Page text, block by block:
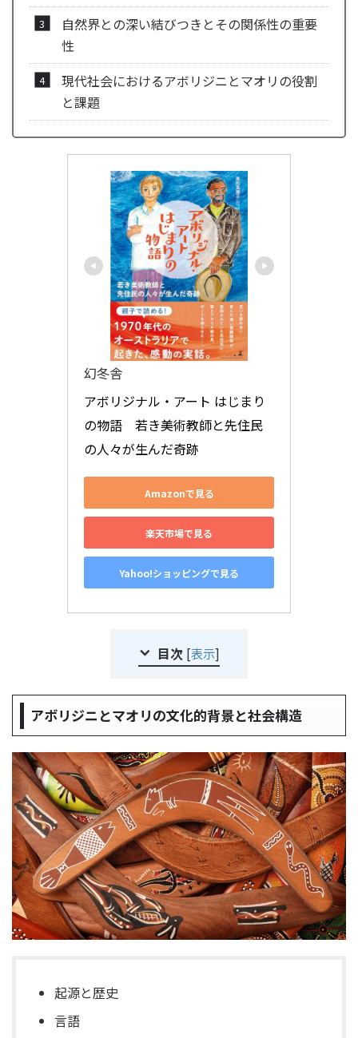
自然界との深い結びつきとその関係性の重要
性
現代社会におけるアボリジニとマオリの役割
と課題
幻冬舎
アボリジナル・アート はじまり
の物語　若き美術教師と先住民
の人々が生んだ奇跡
Amazonで見る
楽天市場で見る
Yahoo!ショッピングで見る
目次 [表示]
アボリジニとマオリの文化的背景と社会構造
起源と歴史
言語